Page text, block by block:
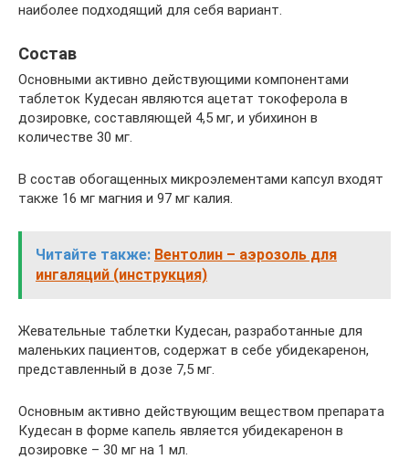
наиболее подходящий для себя вариант.
Состав
Основными активно действующими компонентами
таблеток Кудесан являются ацетат токоферола в
дозировке, составляющей 4,5 мг, и убихинон в
количестве 30 мг.
В состав обогащенных микроэлементами капсул входят
также 16 мг магния и 97 мг калия.
Читайте также: Вентолин – аэрозоль для
ингаляций (инструкция)
Жевательные таблетки Кудесан, разработанные для
маленьких пациентов, содержат в себе убидекаренон,
представленный в дозе 7,5 мг.
Основным активно действующим веществом препарата
Кудесан в форме капель является убидекаренон в
дозировке – 30 мг на 1 мл.